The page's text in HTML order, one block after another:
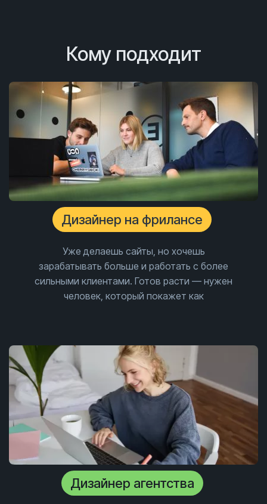
Кому подходит
Дизайнер на фрилансе
Уже делаешь сайты, но хочешь
зарабатывать больше и работать с более
сильными клиентами. Готов расти — нужен
человек, который покажет как
Дизайнер агентства